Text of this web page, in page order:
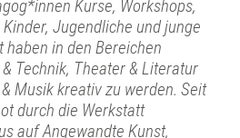
Kurse, Workshops,
Jugendliche und junge
haben in den Bereichen
Technik, Theater & Literatur
Musik kreativ zu werden. Seit
durch die Werkstatt
auf Angewandte Kunst,